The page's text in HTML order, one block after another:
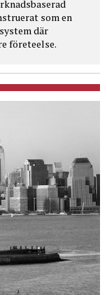
som en
där
företeelse.